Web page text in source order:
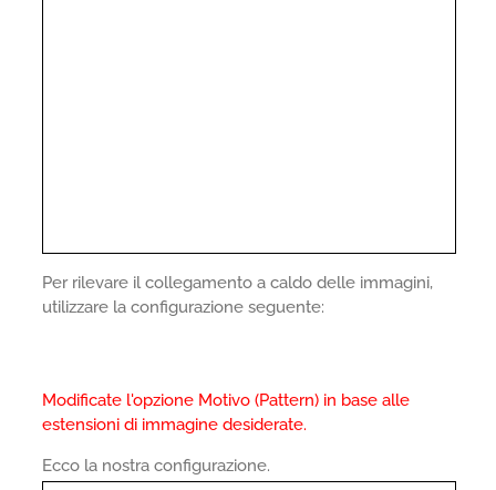
Per rilevare il collegamento a caldo delle immagini,
utilizzare la configurazione seguente:
Modificate l'opzione Motivo (Pattern) in base alle
estensioni di immagine desiderate.
Ecco la nostra configurazione.